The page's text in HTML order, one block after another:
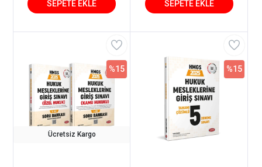
Ücretsiz Kargo
%15 %15